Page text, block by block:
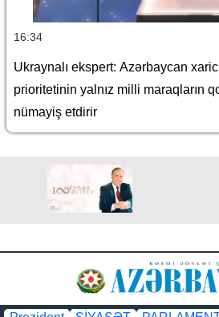
16:34
Ukraynalı ekspert: Azərbaycan
prioritetinin yalnız milli maraqların
nümayiş etdirir